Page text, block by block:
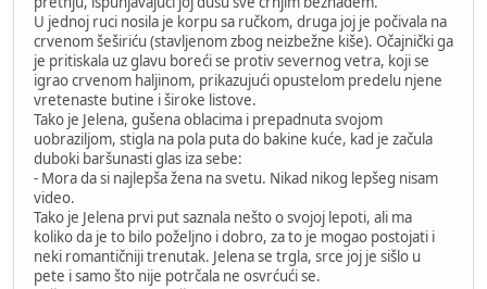
U jednoj ruci nosila je korpu sa ručkom, druga joj je počivala na
crvenom šeširiću (stavljenom zbog neizbežne kiše). Očajnički ga
je pritiskala uz glavu boreći se protiv severnog vetra, koji se
igrao crvenom haljinom, prikazujući opustelom predelu njene
vretenaste butine i široke listove.
Tako je Jelena, gušena oblacima i prepadnuta svojom
uobraziljom, stigla na pola puta do bakine kuće, kad je začula
duboki baršunasti glas iza sebe:
- Mora da si najlepša žena na svetu. Nikad nikog lepšeg nisam
video.
Tako je Jelena prvi put saznala nešto o svojoj lepoti, ali ma
koliko da je to bilo poželjno i dobro, za to je mogao postojati i
neki romantičniji trenutak. Jelena se trgla, srce joj je sišlo u
pete i samo što nije potrčala ne osvrćući se.